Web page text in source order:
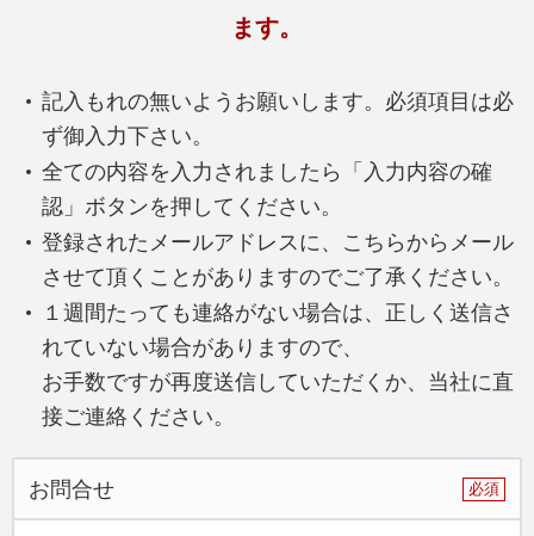
デザイン別展示墓石 価格
ペット供養関連
お墓を作る方へ
これからお墓を作る方へ
墓石材選び
民間霊園
公営霊園
公営霊園 沼上霊園
ます。
記入もれの無いようお願いします。必須項目は必
ず御入力下さい。
全ての内容を入力されましたら「入力内容の確
認」ボタンを押してください。
登録されたメールアドレスに、こちらからメール
させて頂くことがありますのでご了承ください。
１週間たっても連絡がない場合は、正しく送信さ
れていない場合がありますので、
お手数ですが再度送信していただくか、当社に直
接ご連絡ください。
お問合せ 必須